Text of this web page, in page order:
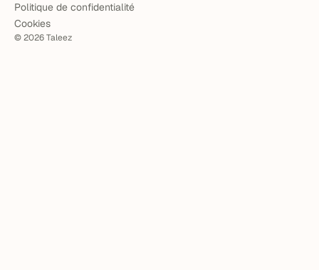
©2026Taleez
Politique de confidentialité
Cookies